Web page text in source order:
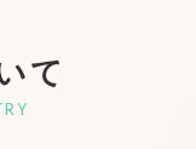
て